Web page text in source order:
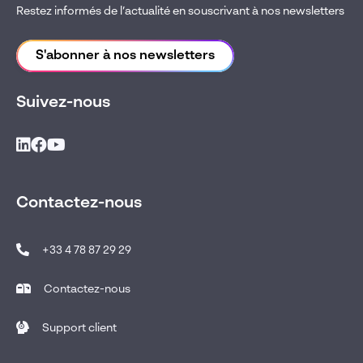
Restez informés de l’actualité en souscrivant à nos newsletters
S'abonner à nos newsletters
Suivez-nous
Contactez-nous
+33 4 78 87 29 29
Contactez-nous
Support client